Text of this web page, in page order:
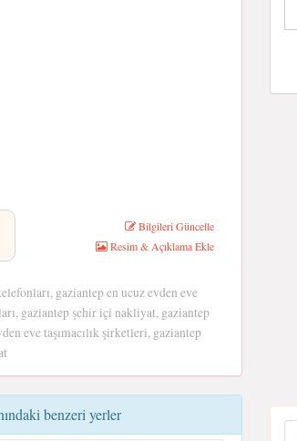
Bilgileri Güncelle
Resim & Açıklama Ekle
gaziantep en ucuz evden eve
gaziantep şehir içi nakliyat, gaziantep
eve taşımacılık şirketleri, gaziantep
benzeri yerler